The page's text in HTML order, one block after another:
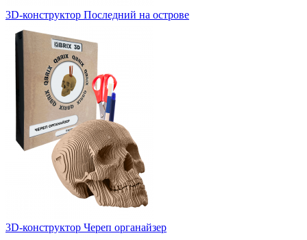
3D-конструктор Последний на острове
3D-конструктор Череп органайзер